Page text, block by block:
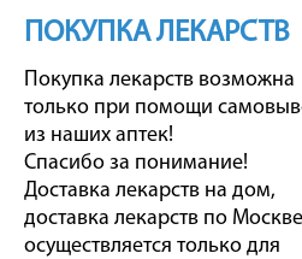
ПОКУПКА ЛЕКАРСТВ
Покупка лекарств возможна
только при помощи
из наших аптек!
Спасибо за понимание!
Доставка лекарств на дом,
доставка лекарств по Москве
осуществляется только для